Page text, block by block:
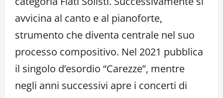
avvicina al canto e al pianoforte,
strumento che diventa centrale nel suo
processo compositivo. Nel 2021 pubblica
il singolo d’esordio “Carezze”, mentre
negli anni successivi apre i concerti di